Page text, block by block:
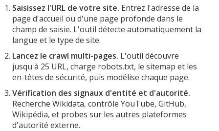
Saisissez l'URL de votre site. Entrez l'adresse de la
page d'accueil ou d'une page profonde dans le
champ de saisie. L'outil détecte automatiquement la
langue et le type de site.
Lancez le crawl multi-pages. L'outil découvre
jusqu'à 25 URL, charge robots.txt, le sitemap et les
en-têtes de sécurité, puis modélise chaque page.
Vérification des signaux d'entité et d'autorité.
Recherche Wikidata, contrôle YouTube, GitHub,
Wikipédia, et probes sur les autres plateformes
d'autorité externe.